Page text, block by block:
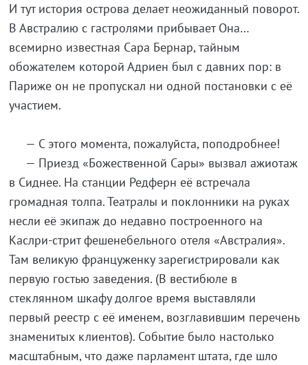
И тут история острова делает неожиданный поворот.
В Австралию с гастролями прибывает Она…
всемирно известная Сара Бернар, тайным
обожателем которой Адриен был с давних пор: в
Париже он не пропускал ни одной постановки с её
участием.
— С этого момента, пожалуйста, поподробнее!
— Приезд «Божественной Сары» вызвал ажиотаж
в Сиднее. На станции Редферн её встречала
громадная толпа. Театралы и поклонники на руках
несли её экипаж до недавно построенного на
Каслри-стрит фешенебельного отеля «Австралия».
Там великую француженку зарегистрировали как
первую гостью заведения. (В вестибюле в
стеклянном шкафу долгое время выставляли
первый реестр с её именем, возглавившим перечень
знаменитых клиентов). Событие было настолько
масштабным, что даже парламент штата, где шло